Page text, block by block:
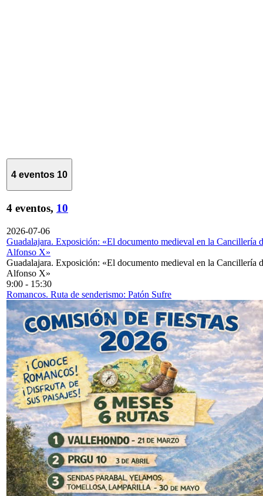
4 eventos 10
4 eventos, 10
2026-07-06
Guadalajara. Exposición: «El documento medieval en la Cancillería
Alfonso X»
Guadalajara. Exposición: «El documento medieval en la Cancillería
Alfonso X»
9:00 - 15:30
Romancos. Ruta de senderismo: Patón Sufre